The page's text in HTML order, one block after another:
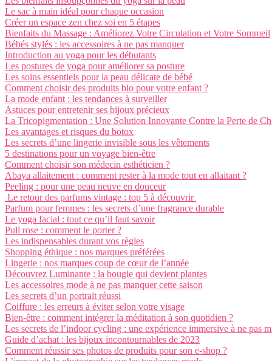
Le sac à main idéal pour chaque occasion
Créer un espace zen chez soi en 5 étapes
Bienfaits du Massage : Améliorez Votre Circulation et Votre Sommeil
Bébés stylés : les accessoires à ne pas manquer
Introduction au yoga pour les débutants
Les postures de yoga pour améliorer sa posture
Les soins essentiels pour la peau délicate de bébé
Comment choisir des produits bio pour votre enfant ?
La mode enfant : les tendances à surveiller
Astuces pour entretenir ses bijoux précieux
La Tricopigmentation : Une Solution Innovante Contre la Perte de
Les avantages et risques du botox
Les secrets d’une lingerie invisible sous les vêtements
5 destinations pour un voyage bien-être
Comment choisir son médecin esthéticien ?
Abaya allaitement : comment rester à la mode tout en allaitant ?
Peeling : pour une peau neuve en douceur
Le retour des parfums vintage : top 5 à découvrir
Parfum pour femmes : les secrets d’une fragrance durable
Le yoga facial : tout ce qu’il faut savoir
Pull rose : comment le porter ?
Les indispensables durant vos règles
Shopping éthique : nos marques préférées
Lingerie : nos marques coup de cœur de l’année
Découvrez Luminante : la bougie qui devient plantes
Les accessoires mode à ne pas manquer cette saison
Les secrets d’un portrait réussi
Coiffure : les erreurs à éviter selon votre visage
Bien-être : comment intégrer la méditation à son quotidien ?
Les secrets de l’indoor cycling : une expérience immersive à ne pas
Guide d’achat : les bijoux incontournables de 2023
Comment réussir ses photos de produits pour son e-shop ?